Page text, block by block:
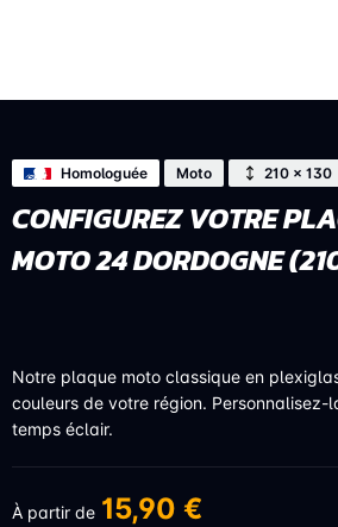
Homologuée Moto 210 × 130
CONFIGUREZ VOTRE
MOTO 24 DORDOGNE
Notre plaque moto classique en
couleurs de votre région.
temps éclair.
À partir de 15,90 €